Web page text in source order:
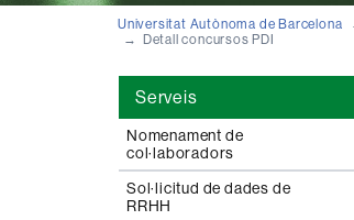
Universitat Autònoma de Barcelona
Detall concursos PDI
Serveis
Nomenament de
col·laboradors
Sol·licitud de dades de
RRHH